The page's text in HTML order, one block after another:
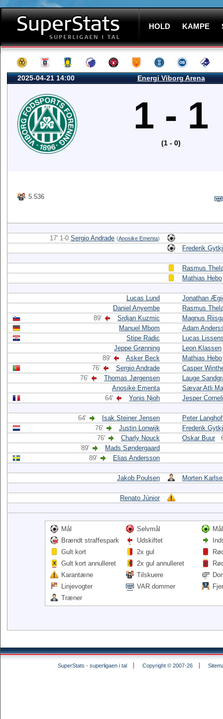
HOLD KAMPE
2025-04-21 14:00 Energi Viborg Arena
1 - 1
(1 - 0)
5.536
17' 1-0 Sergio Andrade (Anosike Ementa)
Frederik
Rasmus
Mathias Hebo
Lucas Lund
Jonathan
Daniel Anyembe
Rasmus
89'
Srdjan Kuzmic
Magnus
Manuel Mbom
Adam
Stipe Radic
Lucas
Jeppe Grønning
Leon Klassen
89'
Asker Beck
Mathias Hebo
76'
Sergio Andrade
Casper
76'
Thomas Jørgensen
Lauge
Anosike Ementa
Sævar Atli
64'
Yonis Njoh Jesper
64' Isak Steiner Jensen
Peter
76'
Justin Lonwijk
Frederik
76'
Charly Nouck Oskar Buur
89'
Mads Søndergaard
89'
Elias Andersson
Jakob Poulsen Morten
Renato Júnior
Mål Selvmål
Brændt straffespark
Udskiftet
Gult kort
2x gul
Gult kort annulleret
2x gul annulleret
Karantæne
Tilskuere
Linjevogter
VAR dommer
Træner
SuperStats - superligaen i tal Copyright © 2007-26